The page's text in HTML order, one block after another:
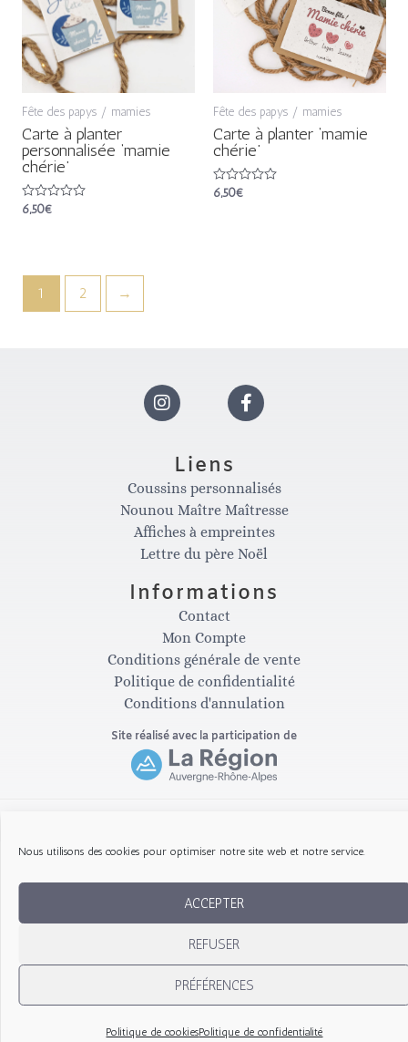
Nous utilisons des cookies pour optimiser notre site web et notre service.
ACCEPTER
REFUSER
PRÉFÉRENCES
Politique de cookiesPolitique de confidentialité
Fête des papys / mamies
Carte à planter
personnalisée ‘mamie
chérie’
Note
6,50€
Fête des papys / mamies
Carte à planter ‘mamie
chérie’
Note
6,50€
1 2 →
I
n
s
t
a
g
r
a
m
F
c
e
b
o
o
k
-
f
Liens
Coussins personnalisés
Nounou Maître Maîtresse
Affiches à empreintes
Lettre du père Noël
Informations
Contact
Mon Compte
Conditions générale de vente
Politique de confidentialité
Conditions d'annulation
Site réalisé avec la participation de